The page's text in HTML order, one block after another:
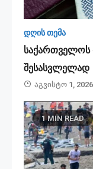
დღის თემა
საქართველოს
შესასვლელად
Აგვისტო 1, 2026
1 MIN READ